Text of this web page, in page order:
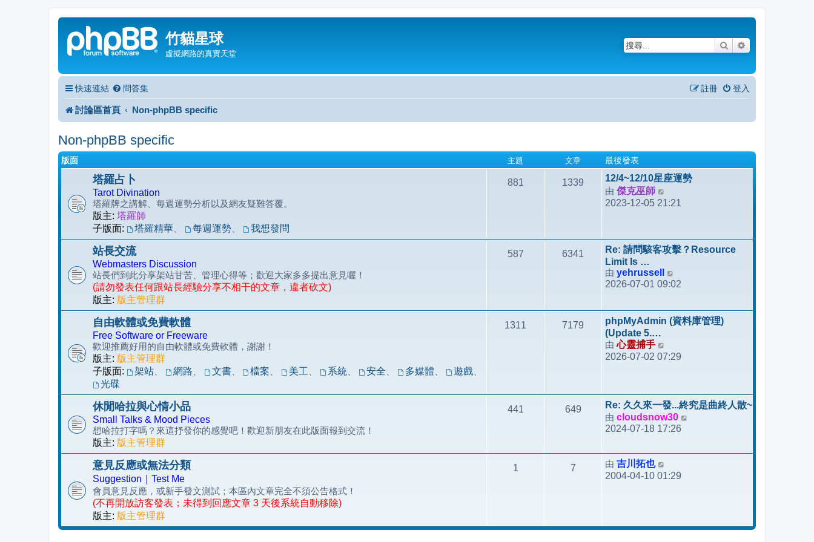
竹貓星球
虛擬網路的真實天堂
搜尋
快速連結 問答集 登入
註冊
討論區首頁 Non-phpBB specific
Non-phpBB specific
版面 主題 文章 最後發表
塔羅占卜
Tarot Divination
塔羅牌之講解、每週運勢分析以及網友疑難答覆。
版主: 塔羅師
子版面:
塔羅精華、 每週運勢、 我想發問
881 1339
12/4~12/10星座運勢
由 傑克巫師
視
發
表
2023-12-05 21:21
站長交流
Webmasters Discussion
站長們到此分享架站甘苦、管理心得等；歡迎大家多多提出意見喔！
(請勿發表任何跟站長經驗分享不相干的文章，違者砍文)
版主: 版主管理群
587 6341
Re: 請問駭客攻擊？Resource
Limit Is …
由 yehrussell
視
後
發
2026-07-01 09:02
自由軟體或免費軟體
Free Software or Freeware
歡迎推薦好用的自由軟體或免費軟體，謝謝！
版主: 版主管理群
子版面:
架站、 網路 文書、 檔案 美工 系統 安全 多媒體 遊戲、
光碟
1311 7179
phpMyAdmin (資料庫管理)
(Update 5.…
由心靈捕手
視
發
表
2026-07-02 07:29
休閒哈拉與心情小品
Small Talks & Mood Pieces
想哈拉打字嗎？來這抒發你的感覺吧！歡迎新朋友在此版面報到交流！
版主: 版主管理群
441 649
Re: 久久來一發...終究是曲終人散~
由 cloudsnow30
後
2024-07-18 17:26
意見反應或無法分類
Suggestion｜Test Me
會員意見反應，或新手發文測試；本區內文章完全不須公告格式！
(不再開放訪客發表；未得到回應文章 3 天後系統自動移除)
版主: 版主管理群
1 7 由 吉川拓也
視
表
2004-04-10 01:29